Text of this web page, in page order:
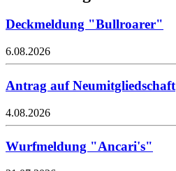
Deckmeldung "Bullroarer"
6.08.2026
Antrag auf Neumitgliedschaft
4.08.2026
Wurfmeldung "Ancari's"